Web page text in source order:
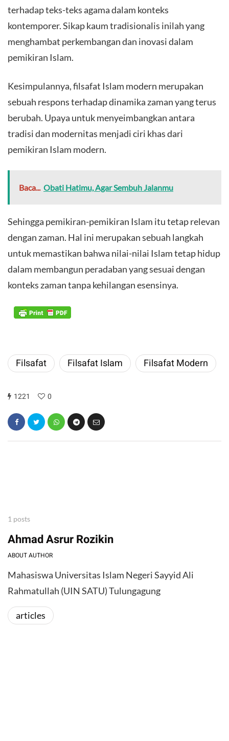
terhadap teks-teks agama dalam konteks
kontemporer. Sikap kaum tradisionalis inilah yang
menghambat perkembangan dan inovasi dalam
pemikiran Islam.
Kesimpulannya, filsafat Islam modern merupakan
sebuah respons terhadap dinamika zaman yang terus
berubah. Upaya untuk menyeimbangkan antara
tradisi dan modernitas menjadi ciri khas dari
pemikiran Islam modern.
Baca... Obati Hatimu, Agar Sembuh Jalanmu
Sehingga pemikiran-pemikiran Islam itu tetap relevan
dengan zaman. Hal ini merupakan sebuah langkah
untuk memastikan bahwa nilai-nilai Islam tetap hidup
dalam membangun peradaban yang sesuai dengan
konteks zaman tanpa kehilangan esensinya.
Filsafat Filsafat Islam Filsafat Modern
1221 0
1 posts
Ahmad Asrur Rozikin
ABOUT AUTHOR
Mahasiswa Universitas Islam Negeri Sayyid Ali
Rahmatullah (UIN SATU) Tulungagung
articles